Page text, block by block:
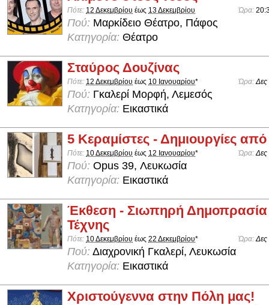
Πότε: 12 Δεκεμβρίου έως 13 Δεκεμβρίου Ώρα:
Πού: Μαρκίδειο Θέατρο, Πάφος
Κατηγορία: Θέατρο
Σταύρος Δουζίνας
Πότε: 12 Δεκεμβρίου έως 10 Ιανουαρίου* Ώρα: Δες
Πού: Γκαλερί Μορφή, Λεμεσός
Κατηγορία: Εικαστικά
5 Κεραμίστες - Δημιουργίες
Πότε: 10 Δεκεμβρίου έως 12 Ιανουαρίου* Ώρα:Δες
Πού: Opus 39, Λευκωσία
Κατηγορία: Εικαστικά
Έκθεση - Σιωπηρή
Τέχνης
Πότε: 10 Δεκεμβρίου έως 22 Δεκεμβρίου* Ώρα:Δες
Πού: Διαχρονική Γκαλερί, Λευκωσία
Κατηγορία: Εικαστικά
Χριστούγεννα στην Πόλη μας!